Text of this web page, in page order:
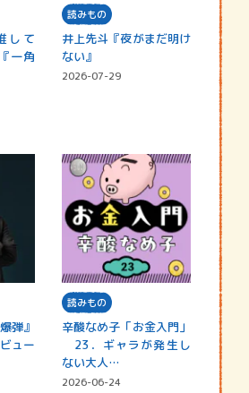
して
一角
読みもの
井上先斗『夜がまだ明け
ない』
2026-07-29
弾』
ュー
読みもの
辛酸なめ子「お金入門」
23．ギャラが発生し
ない大人…
2026-06-24